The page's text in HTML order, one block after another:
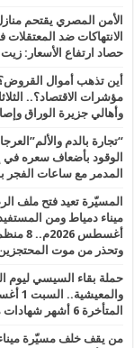
الأمن المصري يقتحم
حصاد ارتفاع الأسعار: زيت
أين تذهب أموال
وأهالي جزيرة الوراق
المدمر مع ساعات الفجر بقوة 5.6 درجات وتوابع مرعبة
وتحذر من موت
حملة بقاء السيسي ليوم
المتأخرة 6 أشهر شهادات مُحْزِنة لأصحاب المعاشات والعيش على الكفاف
من يقف خلف مسيّرة ميناء